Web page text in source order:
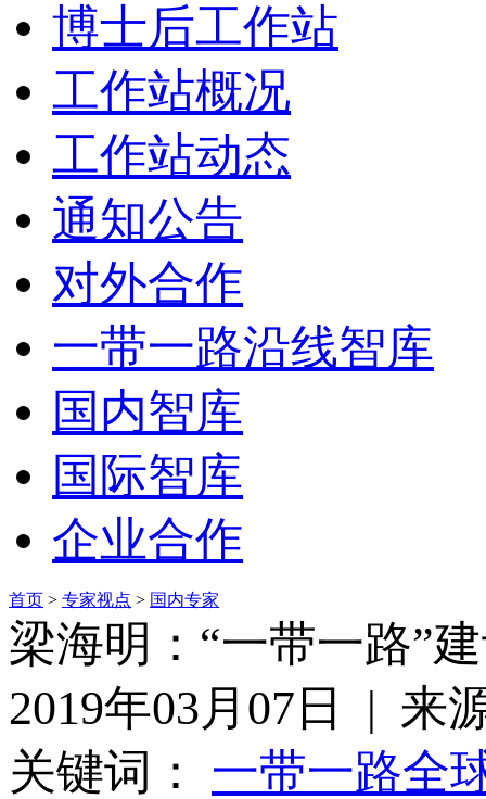
博士后工作站
工作站概况
工作站动态
通知公告
对外合作
一带一路沿线智库
国内智库
国际智库
企业合作
首页 > 专家视点 > 国内专家
梁海明：“一带一路”
2019年03月07日 | 来
关键词： 一带一路全